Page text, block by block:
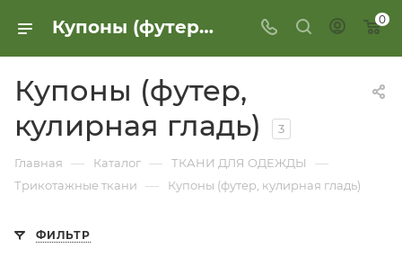
Купоны (футер, кулирная гладь) 0
Купоны (футер,
кулирная гладь)
3
Главная — Каталог — ТКАНИ ДЛЯ ОДЕЖДЫ —
Трикотажные ткани — Купоны (футер, кулирная гладь)
ФИЛЬТР